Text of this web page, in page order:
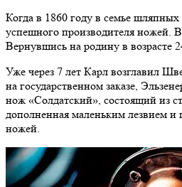
Когда в 1860 году в семье
успешного производителя ножей.
Вернувшись на родину в возрасте
Уже через 7 лет Карл возглавил
на государственном заказе,
нож «Солдатский», состоящий из
дополненная маленьким лезвием и
ножей.